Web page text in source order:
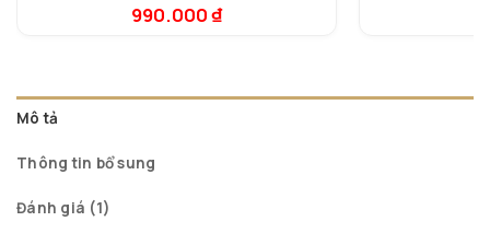
5.00trên 5
1
990.000₫
Mô tả
Thông tin bổ sung
Đánh giá (1)